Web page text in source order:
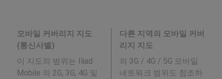
모바일 커버리지 지도
(통신사별)
이 지도의 범위는 Iliad
Mobile 의 2G, 3G, 4G 및
다른 지역의 모바일 커버
리지 지도
의 3G / 4G / 5G 모바일
네트워크 범위도 참조하